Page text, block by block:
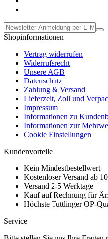
Shopinformationen
Vertrag widerrufen
Widerrufsrecht
Unsere AGB
Datenschutz
Zahlung & Versand
Lieferzeit, Zoll und
Impressum
Informationen zu
Informationen zur
Cookie Einstellungen
Kundenvorteile
Kein Mindestbestellwert
Kostenloser Versand ab
Versand 2-5 Werktage
Kauf auf Rechnung für
Höchste Tuttlinger OP-
Service